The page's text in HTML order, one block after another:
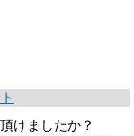
頂けましたか？